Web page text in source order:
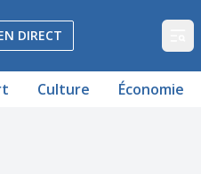
Vaud et Fribourg
DIRECT
Culture Économie